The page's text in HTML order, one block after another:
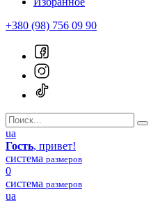
+380 (98) 756 09 90
ua
Гость, привет!
система размеров
0
система размеров
ua